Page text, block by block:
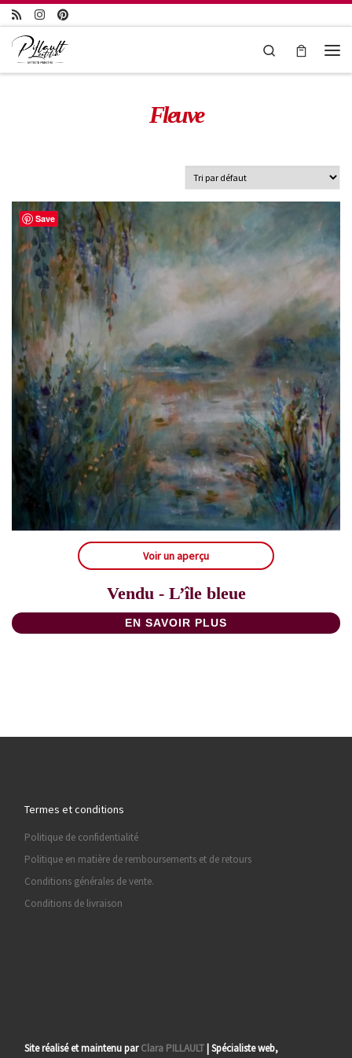
Passer au contenu
Search
Fleuve
Save
Voir un aperçu
Vendu - L’île bleue
EN SAVOIR PLUS
Termes et conditions
Politique de confidentialité
Politique en matière de remboursements et de retours
Conditions générales de vente.
Conditions de livraison
Site réalisé et maintenu parClara PILLAULT | Spécialiste web,